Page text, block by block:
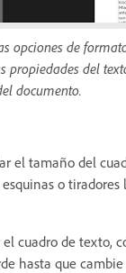
opciones de
propiedades del
documento.
el tamaño del
o tiradores
el cuadro de texto,
hasta que